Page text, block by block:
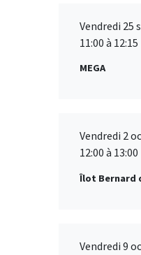
Vendredi 25
11:00 à 12:15
MEGA
Vendredi 2
12:00 à 13:00
Îlot Bernard
Vendredi 9